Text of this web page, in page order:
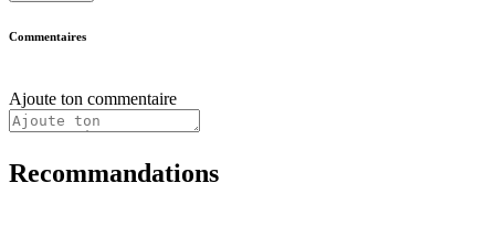
Commentaires
Ajoute ton commentaire
Recommandations